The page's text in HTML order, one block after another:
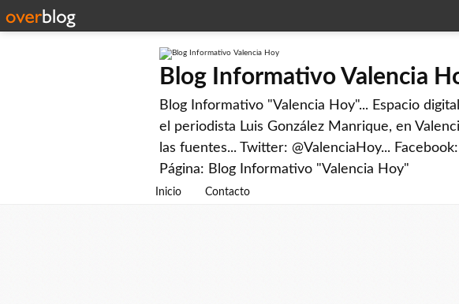
Blog Informativo Valencia
Blog Informativo "Valencia Hoy"... Espacio
el periodista Luis González Manrique, en
las fuentes... Twitter: @ValenciaHoy...
Página: Blog Informativo "Valencia Hoy"
Inicio Contacto